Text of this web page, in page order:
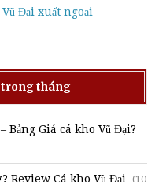
Đại xuất ngoại
trong tháng
Giá cá kho Vũ Đại?
Review Cá kho Vũ Đại (10